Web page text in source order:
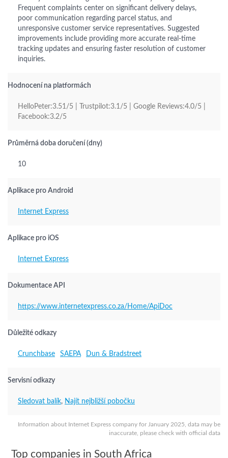
Information about Internet Express company for January 2025, data may be
inaccurate, please check with official data
Frequent complaints center on significant delivery delays,
poor communication regarding parcel status, and
unresponsive customer service representatives. Suggested
improvements include providing more accurate real-time
tracking updates and ensuring faster resolution of customer
inquiries.
Hodnocení na platformách
HelloPeter:3.51/5 | Trustpilot:3.1/5 | Google Reviews:4.0/5 |
Facebook:3.2/5
Průměrná doba doručení (dny)
10
Aplikace pro Android
Internet Express
Aplikace pro iOS
Internet Express
Dokumentace API
https://www.internetexpress.co.za/Home/ApiDoc
Důležité odkazy
Crunchbase SAEPA Dun & Bradstreet
Servisní odkazy
Sledovat balík, Najít nejbližší pobočku
Top companies in South Africa